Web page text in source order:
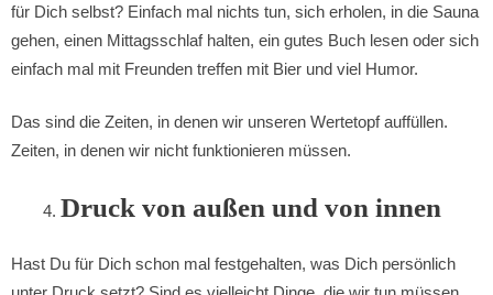
für Dich selbst? Einfach mal nichts tun, sich erholen, in die Sauna
gehen, einen Mittagsschlaf halten, ein gutes Buch lesen oder sich
einfach mal mit Freunden treffen mit Bier und viel Humor.
Das sind die Zeiten, in denen wir unseren Wertetopf auffüllen.
Zeiten, in denen wir nicht funktionieren müssen.
Druck von außen und von innen
Hast Du für Dich schon mal festgehalten, was Dich persönlich